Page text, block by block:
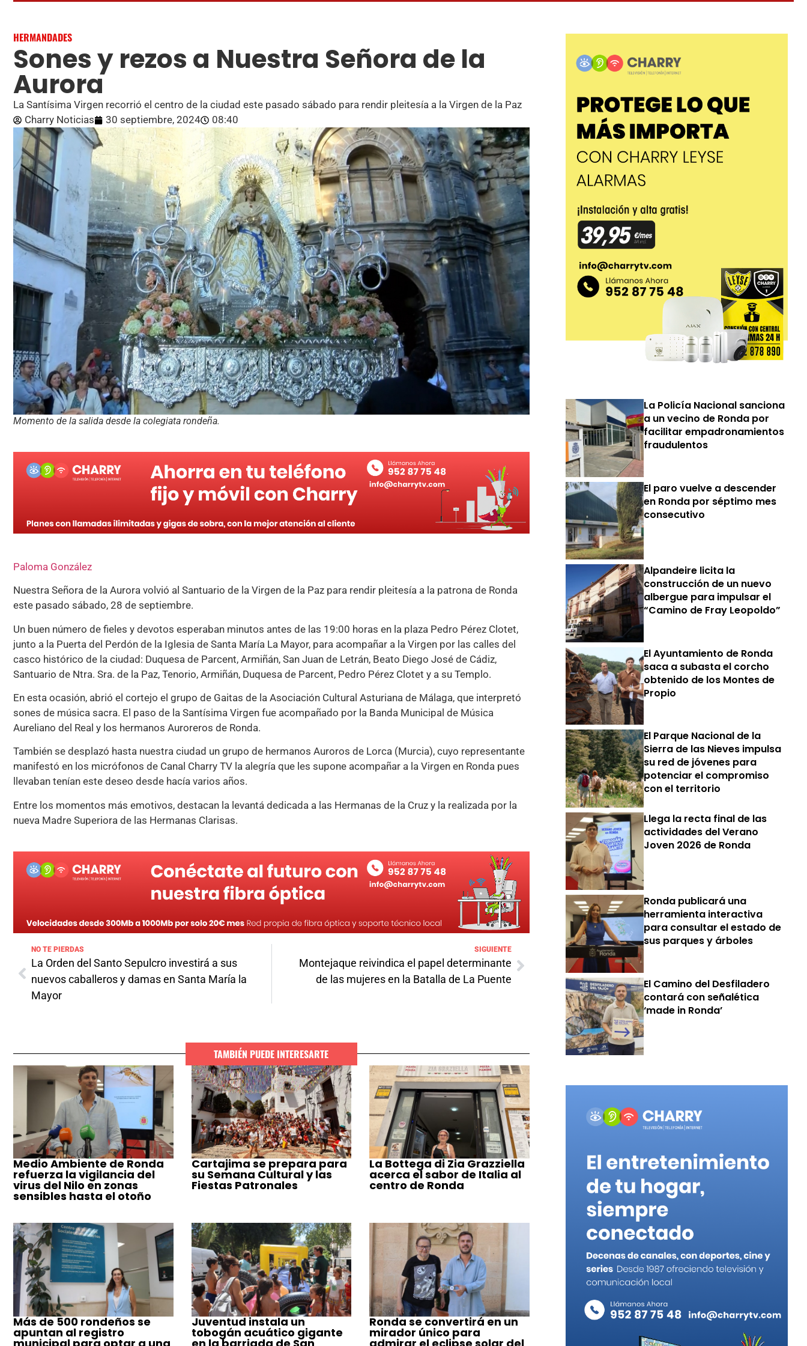
HERMANDADES
Sones y rezos a Nuestra Señora de la
Aurora
La Santísima Virgen recorrió el centro de la ciudad este pasado sábado para rendir pleitesía a la Virgen de la Paz
Charry Noticias
30 septiembre, 2024 08:40
Momento de la salida desde la colegiata rondeña.
Paloma González
Nuestra Señora de la Aurora volvió al Santuario de la Virgen de la Paz para rendir pleitesía a la patrona de Ronda
este pasado sábado, 28 de septiembre.
Un buen número de fieles y devotos esperaban minutos antes de las 19:00 horas en la plaza Pedro Pérez Clotet,
junto a la Puerta del Perdón de la Iglesia de Santa María La Mayor, para acompañar a la Virgen por las calles del
casco histórico de la ciudad: Duquesa de Parcent, Armiñán, San Juan de Letrán, Beato Diego José de Cádiz,
Santuario de Ntra. Sra. de la Paz, Tenorio, Armiñán, Duquesa de Parcent, Pedro Pérez Clotet y a su Templo.
En esta ocasión, abrió el cortejo el grupo de Gaitas de la Asociación Cultural Asturiana de Málaga, que interpretó
sones de música sacra. El paso de la Santísima Virgen fue acompañado por la Banda Municipal de Música
Aureliano del Real y los hermanos Auroreros de Ronda.
También se desplazó hasta nuestra ciudad un grupo de hermanos Auroros de Lorca (Murcia), cuyo representante
manifestó en los micrófonos de Canal Charry TV la alegría que les supone acompañar a la Virgen en Ronda pues
llevaban tenían este deseo desde hacía varios años.
Entre los momentos más emotivos, destacan la levantá dedicada a las Hermanas de la Cruz y la realizada por la
nueva Madre Superiora de las Hermanas Clarisas.
NO TE PIERDAS
La Orden del Santo Sepulcro investirá a sus
nuevos caballeros y damas en Santa María la
Mayor
SIGUIENTE
Montejaque reivindica el papel determinante
de las mujeres en la Batalla de La Puente
TAMBIÉN PUEDE INTERESARTE
Medio Ambiente de Ronda
refuerza la vigilancia del
virus del Nilo en zonas
sensibles hasta el otoño
Cartajima se prepara para
su Semana Cultural y las
Fiestas Patronales
La Bottega di Zia Grazziella
acerca el sabor de Italia al
centro de Ronda
Más de 500 rondeños se
apuntan al registro
Juventud instala un
tobogán acuático gigante
Ronda se convertirá en un
mirador único para
La Policía Nacional sanciona
a un vecino de Ronda por
facilitar empadronamientos
fraudulentos
El paro vuelve a descender
en Ronda por séptimo mes
consecutivo
Alpandeire licita la
construcción de un nuevo
albergue para impulsar el
“Camino de Fray Leopoldo”
El Ayuntamiento de Ronda
saca a subasta el corcho
obtenido de los Montes de
Propio
El Parque Nacional de la
Sierra de las Nieves impulsa
su red de jóvenes para
potenciar el compromiso
con el territorio
Llega la recta final de las
actividades del Verano
Joven 2026 de Ronda
Ronda publicará una
herramienta interactiva
para consultar el estado de
sus parques y árboles
El Camino del Desfiladero
contará con señalética
‘made in Ronda’